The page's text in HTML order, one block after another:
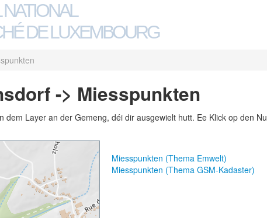
DE LUXEMBOURG
-> Miesspunkten
dem Layer an der Gemeng, déi dir ausgewielt hutt. Ee Klick op den
Miesspunkten (Thema Emwelt)
Miesspunkten (Thema GSM-Kadaster)